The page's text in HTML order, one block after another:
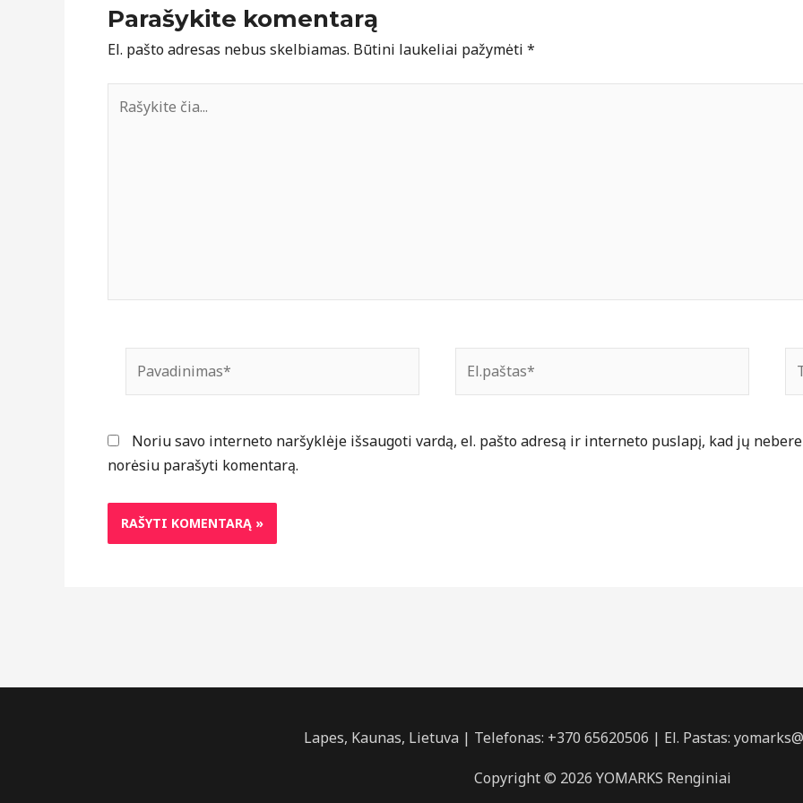
Parašykite komentarą
El. pašto adresas nebus skelbiamas. Būtini laukeliai pažymėti *
čia...
Noriu savo interneto naršyklėje išsaugoti vardą, el. pašto adresą ir interneto puslapį, kad jų
norėsiu parašyti komentarą.
Lapes, Kaunas, Lietuva | Telefonas: +370 65620506 | El. Pastas:
Copyright © 2026 YOMARKS Renginiai